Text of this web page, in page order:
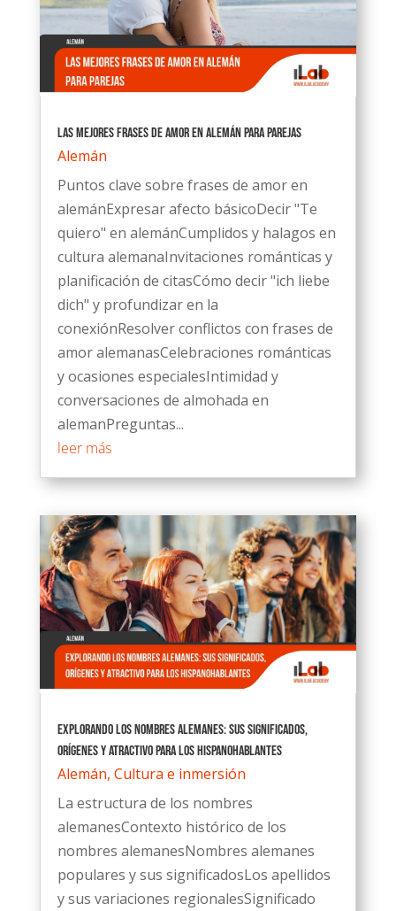
Las mejores frases de amor en alemán para parejas
Alemán
Puntos clave sobre frases de amor en
alemánExpresar afecto básicoDecir "Te
quiero" en alemánCumplidos y halagos en
cultura alemanaInvitaciones románticas y
planificación de citasCómo decir "ich liebe
dich" y profundizar en la
conexiónResolver conflictos con frases de
amor alemanasCelebraciones románticas
y ocasiones especialesIntimidad y
conversaciones de almohada en
alemanPreguntas...
leer más
Explorando los nombres alemanes: Sus significados,
orígenes y atractivo para los hispanohablantes
Alemán, Cultura e inmersión
La estructura de los nombres
alemanesContexto histórico de los
nombres alemanesNombres alemanes
populares y sus significadosLos apellidos
y sus variaciones regionalesSignificado